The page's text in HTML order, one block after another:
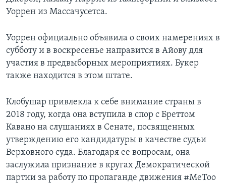
Уоррен из Массачусетса.
Уоррен официально объявила о своих намерениях в
субботу и в воскресенье направится в Айову для
участия в предвыборных мероприятиях. Букер
также находится в этом штате.
Клобушар привлекла к себе внимание страны в
2018 году, когда она вступила в спор с Бреттом
Кавано на слушаниях в Сенате, посвященных
утверждению его кандидатуры в качестве судьи
Верховного суда. Благодаря ее вопросам, она
заслужила признание в кругах Демократической
партии за работу по пропаганде движения #MeToo